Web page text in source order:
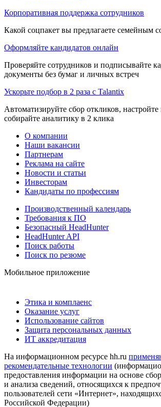
Корпоративная поддержка сотрудников
Какой соцпакет вы предлагаете семейным
Оформляйте кандидатов онлайн
Проверяйте сотрудников и подписывайте
документы без бумаг и личных встреч
Ускорьте подбор в 2 раза с Talantix
Автоматизируйте сбор откликов, настройте
собирайте аналитику в 2 клика
О компании
Наши вакансии
Партнерам
Реклама на сайте
Новости и статьи
Инвесторам
Кандидаты по профессиям
Производственный календарь
Требования к ПО
Безопасный HeadHunter
HeadHunter API
Поиск работы
Поиск по резюме
Мобильное приложение
Этика и комплаенс
Оказание услуг
Использование сайтов
Защита персональных данных
ИТ аккредитация
На информационном ресурсе hh.ru
рекомендательные технологии
предоставления информации на основе
и анализа сведений, относящихся к
пользователей сети «Интернет»,
Российской Федерации)